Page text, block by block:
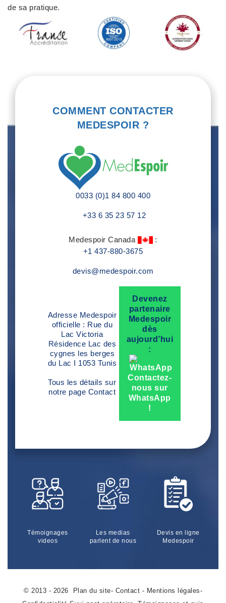
de sa pratique.
COMMENT CONTACTER
MEDESPOIR ?
0033 (0)1 84 800 400
+33 6 35 23 57 12
Medespoir Canada
:
+1 437-880-3675
devis@medespoir.com
Adresse Medespoir
officielle : Rue du
Lac Victoria
Résidence Lac des
cygnes les berges
du Lac I 1053 Tunis
Tous les détails sur
notre page Contact
Devenez
partenaire
Medespoir
dès
aujourd’hui
:
Contactez-
nous sur
WhatsApp
!
Témoignages
videos
Les medias
parlent de nous
Devis en ligne
Medespoir
© 2013 - 2026 Plan du site- Contact - Mentions légales-